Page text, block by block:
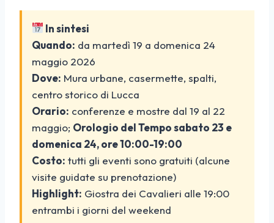
In sintesi
Quando: da martedì 19 a domenica 24
maggio 2026
Dove: Mura urbane, casermette, spalti,
centro storico di Lucca
Orario: conferenze e mostre dal 19 al 22
maggio; Orologio del Tempo sabato 23 e
domenica 24, ore 10:00-19:00
Costo: tutti gli eventi sono gratuiti (alcune
visite guidate su prenotazione)
Highlight: Giostra dei Cavalieri alle 19:00
entrambi i giorni del weekend